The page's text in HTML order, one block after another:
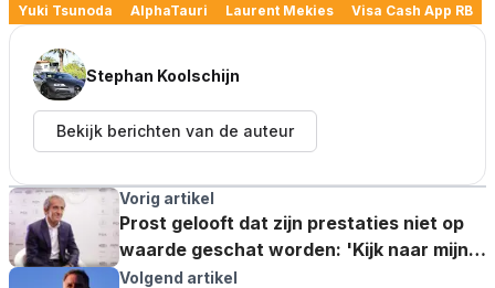
Yuki Tsunoda
AlphaTauri Laurent Mekies Visa Cash App RB
Stephan Koolschijn
Bekijk berichten van de auteur
Vorig artikel
Prost gelooft dat zijn prestaties niet op
waarde geschat worden: 'Kijk naar mijn
teamgenoten'
Volgend artikel